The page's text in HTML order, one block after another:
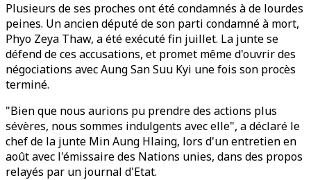
Plusieurs de ses proches ont été condamnés à de lourdes
peines. Un ancien député de son parti condamné à mort,
Phyo Zeya Thaw, a été exécuté fin juillet. La junte se
défend de ces accusations, et promet même d'ouvrir des
négociations avec Aung San Suu Kyi une fois son procès
terminé.
"Bien que nous aurions pu prendre des actions plus
sévères, nous sommes indulgents avec elle", a déclaré le
chef de la junte Min Aung Hlaing, lors d'un entretien en
août avec l'émissaire des Nations unies, dans des propos
relayés par un journal d'Etat.